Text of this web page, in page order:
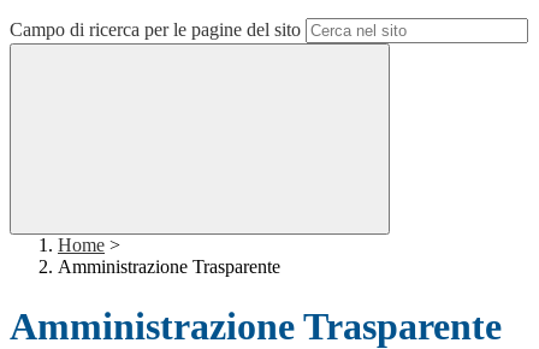
Campo di ricerca per le pagine del sito
Home >
Amministrazione Trasparente
Amministrazione Trasparente